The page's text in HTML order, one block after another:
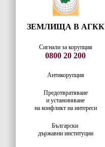
ЗЕМЛИЩА В АГКК
Сигнали за корупция
0800 20 200
Антикорупция
Предотвратяване
и установяване
на конфликт на интереси
Български
държавни институции